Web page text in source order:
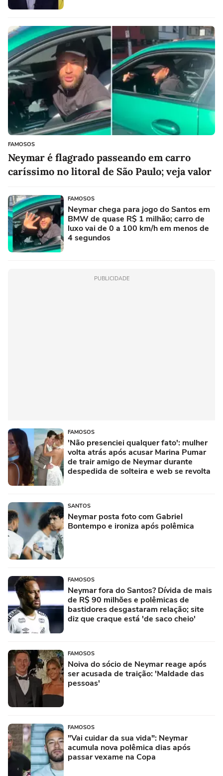
FAMOSOS
Neymar é flagrado passeando em carro
caríssimo no litoral de São Paulo; veja valor
FAMOSOS
Neymar chega para jogo do Santos em
BMW de quase R$ 1 milhão; carro de
luxo vai de 0 a 100 km/h em menos de
4 segundos
PUBLICIDADE
FAMOSOS
'Não presenciei qualquer fato': mulher
volta atrás após acusar Marina Pumar
de trair amigo de Neymar durante
despedida de solteira e web se revolta
SANTOS
Neymar posta foto com Gabriel
Bontempo e ironiza após polêmica
FAMOSOS
Neymar fora do Santos? Dívida de mais
de R$ 90 milhões e polêmicas de
bastidores desgastaram relação; site
diz que craque está 'de saco cheio'
FAMOSOS
Noiva do sócio de Neymar reage após
ser acusada de traição: 'Maldade das
pessoas'
FAMOSOS
"Vai cuidar da sua vida": Neymar
acumula nova polêmica dias após
passar vexame na Copa